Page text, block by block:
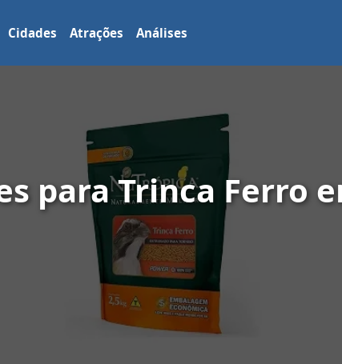
Cidades Atrações Análises
para Trinca Ferro